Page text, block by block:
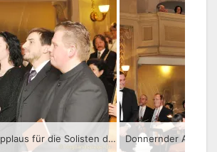
Donnernder Applaus für die Solisten des Abends